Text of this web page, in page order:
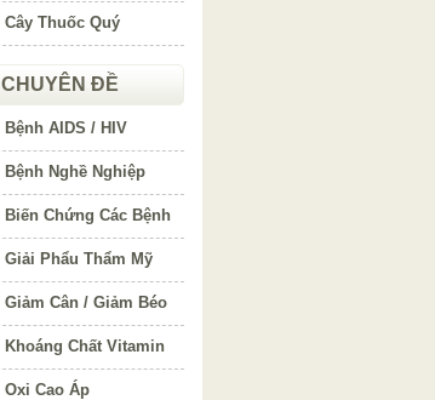
Cây Thuốc Quý
CHUYÊN ĐỀ
Bệnh AIDS / HIV
Bệnh Nghề Nghiệp
Biến Chứng Các Bệnh
Giải Phẩu Thẩm Mỹ
Giảm Cân / Giảm Béo
Khoáng Chất Vitamin
Oxi Cao Áp